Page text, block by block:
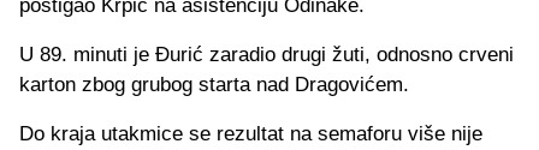
postigao Krpić na asistenciju Odinake.
U 89. minuti je Đurić zaradio drugi žuti, odnosno crveni
karton zbog grubog starta nad Dragovićem.
Do kraja utakmice se rezultat na semaforu više nije